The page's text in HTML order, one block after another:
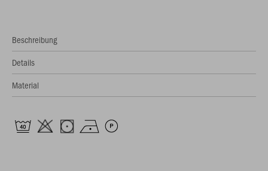
Beschreibung
Details
Material